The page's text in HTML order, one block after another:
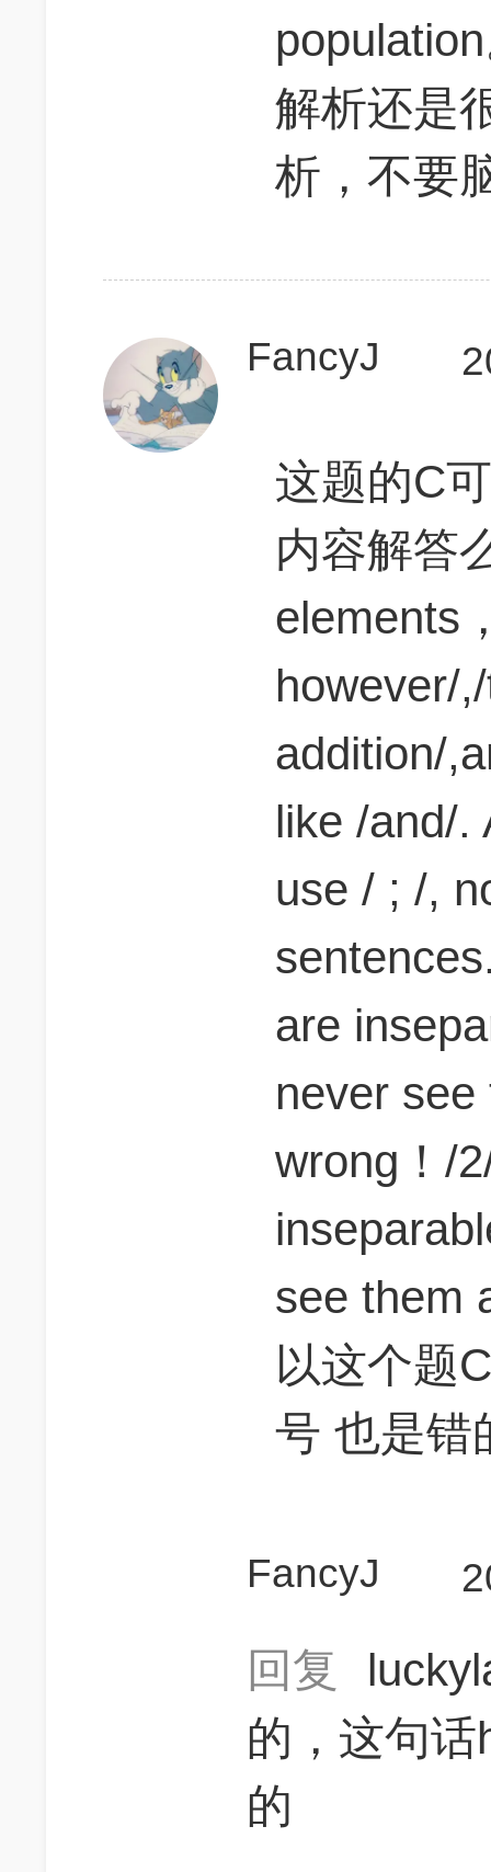
解析还是
析，不要
FancyJ
这题的C
内容解答
elements
however/
addition/
like /and/.
use / ; /,
are
never
wrong！/
see
以这个题
号 也是错
FancyJ
回复
的，这句
的